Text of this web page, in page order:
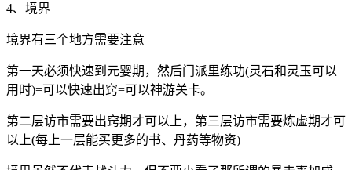
4、境界
境界有三个地方需要注意
第一天必须快速到元婴期，然后门派里练功(灵石和灵玉可以
用时)=可以快速出窍=可以神游关卡。
第二层访市需要出窍期才可以上，第三层访市需要炼虚期才可
以上(每上一层能买更多的书、丹药等物资)